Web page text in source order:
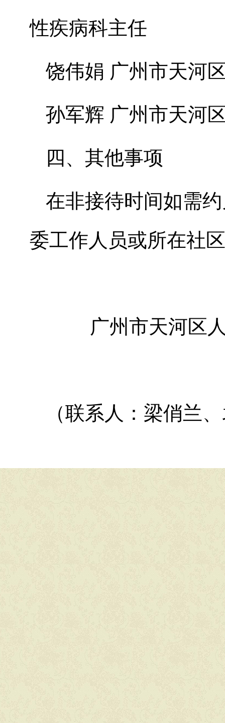
性疾病科主任
饶伟娟 广州市天河
孙军辉 广州市天河
四、其他事项
在非接待时间如需
委工作人员或所在社
广州市天河区
（联系人：梁俏兰